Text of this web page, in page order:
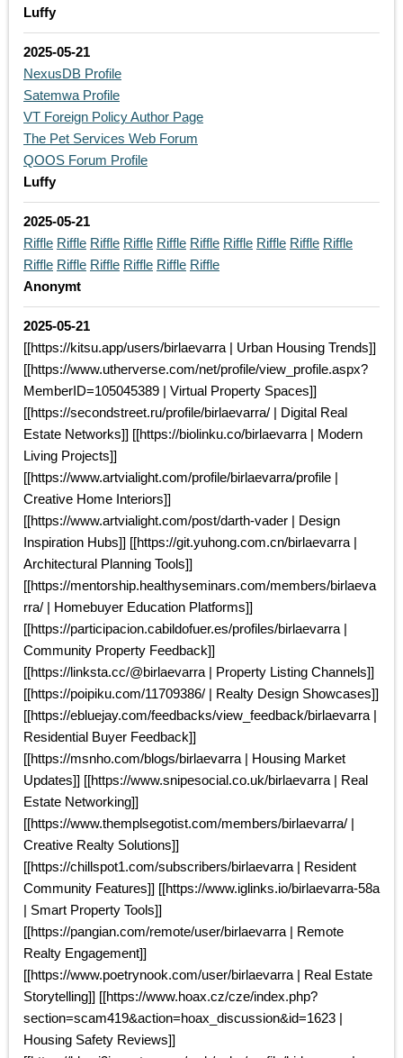
Luffy
2025-05-21
NexusDB Profile
Satemwa Profile
VT Foreign Policy Author Page
The Pet Services Web Forum
QOOS Forum Profile
Luffy
2025-05-21
Riffle Riffle Riffle Riffle Riffle Riffle Riffle Riffle Riffle Riffle
Riffle Riffle Riffle Riffle Riffle Riffle
Anonymt
2025-05-21
[[https://kitsu.app/users/birlaevarra | Urban Housing Trends]]
[[https://www.utherverse.com/net/profile/view_profile.aspx?
MemberID=105045389 | Virtual Property Spaces]]
[[https://secondstreet.ru/profile/birlaevarra/ | Digital Real
Estate Networks]] [[https://biolinku.co/birlaevarra | Modern
Living Projects]]
[[https://www.artvialight.com/profile/birlaevarra/profile |
Creative Home Interiors]]
[[https://www.artvialight.com/post/darth-vader | Design
Inspiration Hubs]] [[https://git.yuhong.com.cn/birlaevarra |
Architectural Planning Tools]]
[[https://mentorship.healthyseminars.com/members/birlaeva
rra/ | Homebuyer Education Platforms]]
[[https://participacion.cabildofuer.es/profiles/birlaevarra |
Community Property Feedback]]
[[https://linksta.cc/@birlaevarra | Property Listing Channels]]
[[https://poipiku.com/11709386/ | Realty Design Showcases]]
[[https://ebluejay.com/feedbacks/view_feedback/birlaevarra |
Residential Buyer Feedback]]
[[https://msnho.com/blogs/birlaevarra | Housing Market
Updates]] [[https://www.snipesocial.co.uk/birlaevarra | Real
Estate Networking]]
[[https://www.themplsegotist.com/members/birlaevarra/ |
Creative Realty Solutions]]
[[https://chillspot1.com/subscribers/birlaevarra | Resident
Community Features]] [[https://www.iglinks.io/birlaevarra-58a
| Smart Property Tools]]
[[https://pangian.com/remote/user/birlaevarra | Remote
Realty Engagement]]
[[https://www.poetrynook.com/user/birlaevarra | Real Estate
Storytelling]] [[https://www.hoax.cz/cze/index.php?
section=scam419&action=hoax_discussion&id=1623 |
Housing Safety Reviews]]